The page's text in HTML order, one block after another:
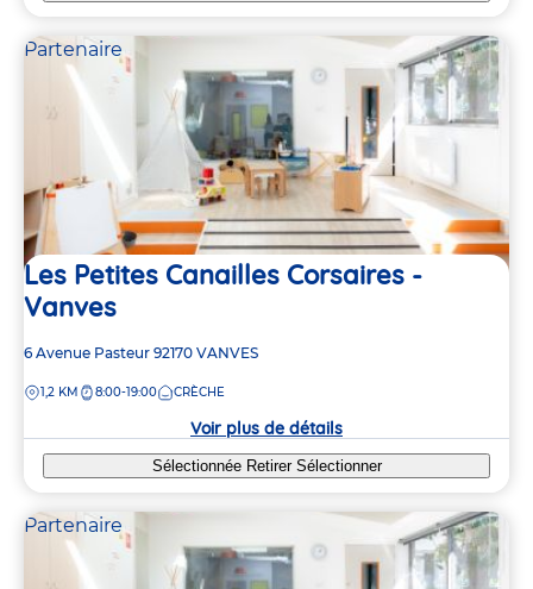
Partenaire
Les Petites Canailles Corsaires -
Vanves
Adresse
la
6 Avenue Pasteur 92170 VANVES
DISTANCE
1,2 KM 8:00-19:00 CRÈCHE
Voir plus de détails
Sélectionnée Retirer Sélectionner
Partenaire